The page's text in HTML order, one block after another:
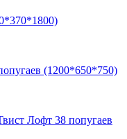
(1200*650*750)
Лофт 38 попугаев